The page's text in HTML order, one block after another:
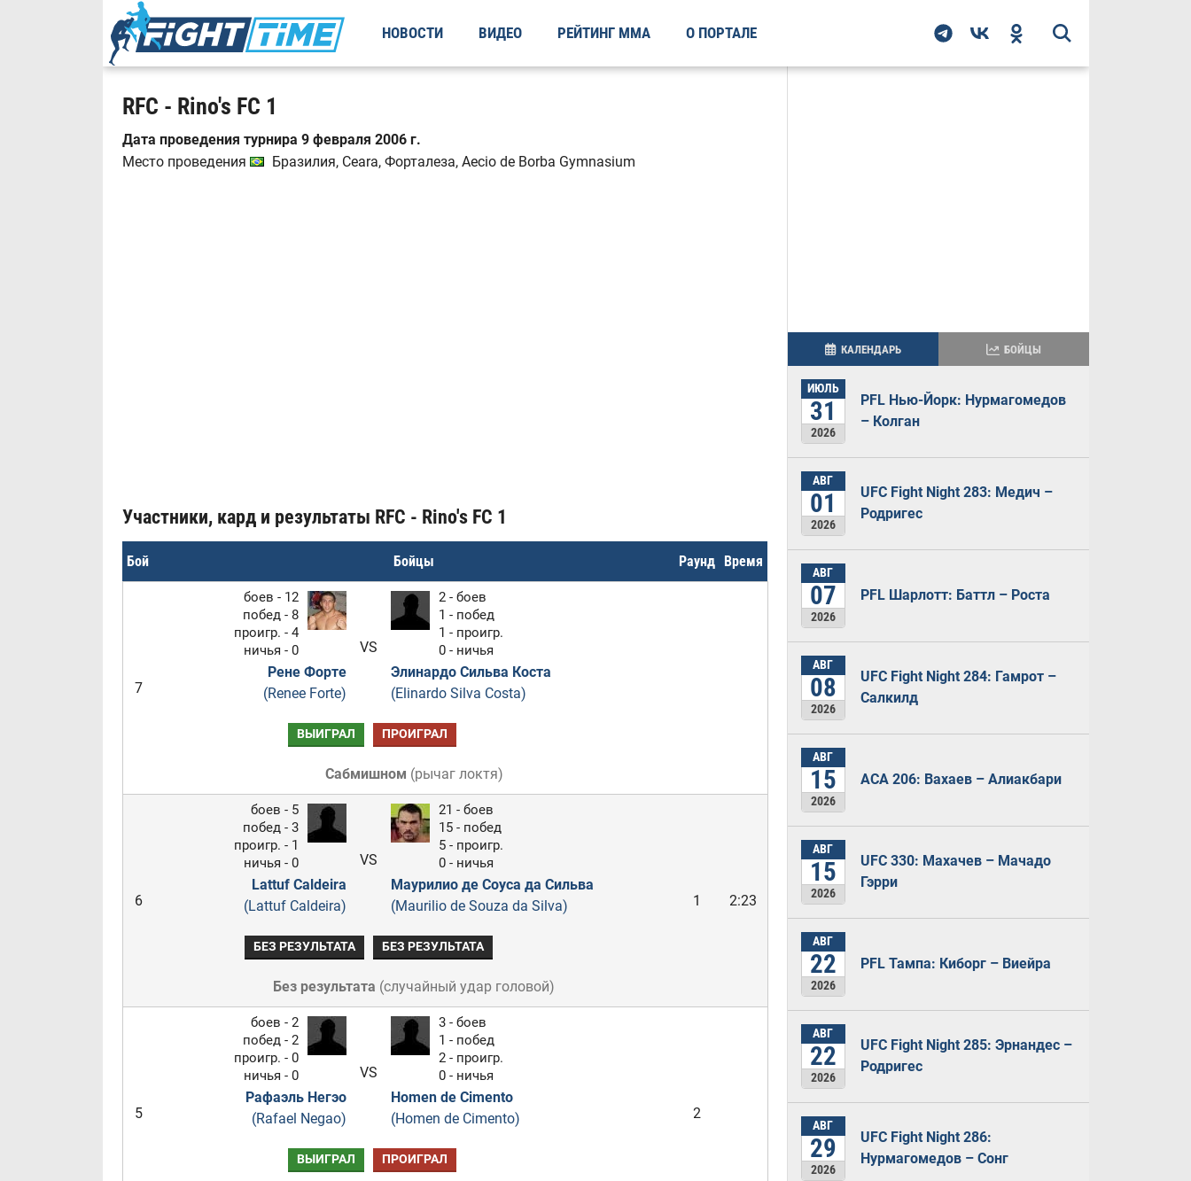
НОВОСТИ ВИДЕО РЕЙТИНГ ММА О ПОРТАЛЕ
RFC - Rino's FC 1
Дата проведения турнира 9 февраля 2006 г.
Место проведения
Бразилия, Ceara, Форталеза, Aecio de Borba Gymnasium
Участники, кард и результаты RFC - Rino's FC 1
Бой Бойцы Раунд Время
7
боев - 12
побед - 8
проигр. - 4
ничья - 0
Рене Форте
(Renee Forte)
VS
2 - боев
1 - побед
1 - проигр.
0 - ничья
Элинардо Сильва Коста
(Elinardo Silva Costa)
ВЫИГРАЛ ПРОИГРАЛ
Сабмишном (рычаг локтя)
6
боев - 5
побед - 3
проигр. - 1
ничья - 0
Lattuf Caldeira
(Lattuf Caldeira)
VS
21 - боев
15 - побед
5 - проигр.
0 - ничья
Маурилио де Соуса да Сильва
(Maurilio de Souza da Silva)
1 2:23
БЕЗ РЕЗУЛЬТАТА БЕЗ РЕЗУЛЬТАТА
Без результата (случайный удар головой)
5
боев - 2
побед - 2
проигр. - 0
ничья - 0
Рафаэль Негэо
(Rafael Negao)
VS
3 - боев
1 - побед
2 - проигр.
0 - ничья
Homen de Cimento
(Homen de Cimento)
2
ВЫИГРАЛ ПРОИГРАЛ
КАЛЕНДАРЬ БОЙЦЫ
ИЮЛЬ
31
2026
PFL Нью-Йорк: Нурмагомедов
– Колган
АВГ
01
2026
UFC Fight Night 283: Медич –
Родригес
АВГ
07
2026
PFL Шарлотт: Баттл – Роста
АВГ
08
2026
UFC Fight Night 284: Гамрот –
Салкилд
АВГ
15
2026
ACA 206: Вахаев – Алиакбари
АВГ
15
2026
UFC 330: Махачев – Мачадо
Гэрри
АВГ
22
2026
PFL Тампа: Киборг – Виейра
АВГ
22
2026
UFC Fight Night 285: Эрнандес –
Родригес
АВГ
29
2026
UFC Fight Night 286:
Нурмагомедов – Сонг